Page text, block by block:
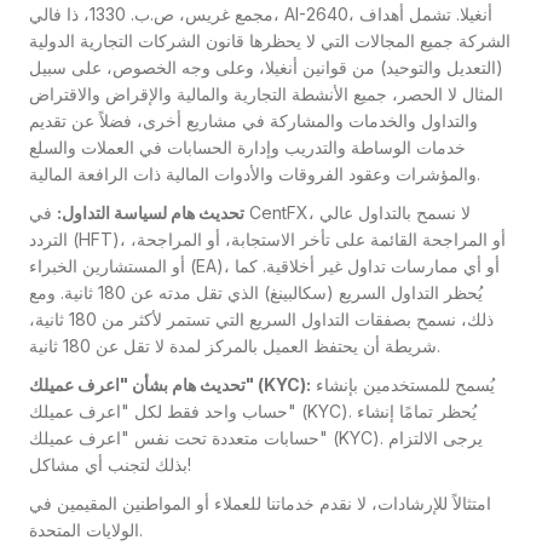
مجمع غريس، ص.ب. 1330، ذا فالي، AI-2640، أنغيلا. تشمل أهداف
الشركة جميع المجالات التي لا يحظرها قانون الشركات التجارية الدولية
(التعديل والتوحيد) من قوانين أنغيلا، وعلى وجه الخصوص، على سبيل
المثال لا الحصر، جميع الأنشطة التجارية والمالية والإقراض والاقتراض
والتداول والخدمات والمشاركة في مشاريع أخرى، فضلاً عن تقديم
خدمات الوساطة والتدريب وإدارة الحسابات في العملات والسلع
والمؤشرات وعقود الفروقات والأدوات المالية ذات الرافعة المالية.
تحديث هام لسياسة التداول: في CentFX، لا نسمح بالتداول عالي
التردد (HFT)، أو المراجحة القائمة على تأخر الاستجابة، أو المراجحة،
أو المستشارين الخبراء (EA)، أو أي ممارسات تداول غير أخلاقية. كما
يُحظر التداول السريع (سكالبينغ) الذي تقل مدته عن 180 ثانية. ومع
ذلك، نسمح بصفقات التداول السريع التي تستمر لأكثر من 180 ثانية،
شريطة أن يحتفظ العميل بالمركز لمدة لا تقل عن 180 ثانية.
تحديث هام بشأن "اعرف عميلك" (KYC):
حساب واحد فقط لكل "اعرف عميلك" (KYC). يُحظر تمامًا إنشاء
حسابات متعددة تحت نفس "اعرف عميلك" (KYC). يرجى الالتزام
بذلك لتجنب أي مشاكل!
امتثالاً للإرشادات، لا نقدم خدماتنا للعملاء أو المواطنين المقيمين في
الولايات المتحدة.